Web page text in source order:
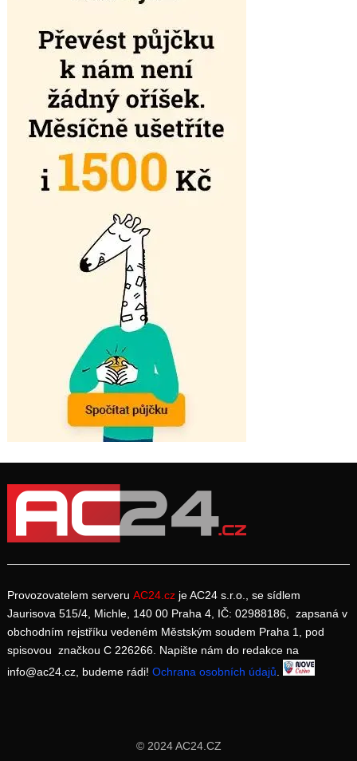
Provozovatelem serveru AC24.cz je AC24 s.r.o., se sídlem
Jaurisova 515/4, Michle, 140 00 Praha 4, IČ: 02988186, zapsaná v
obchodním rejstříku vedeném Městským soudem Praha 1, pod
spisovou značkou C 226266. Napište nám do redakce na
info@ac24.cz, budeme rádi! Ochrana osobních údajů.
© 2024 AC24.CZ